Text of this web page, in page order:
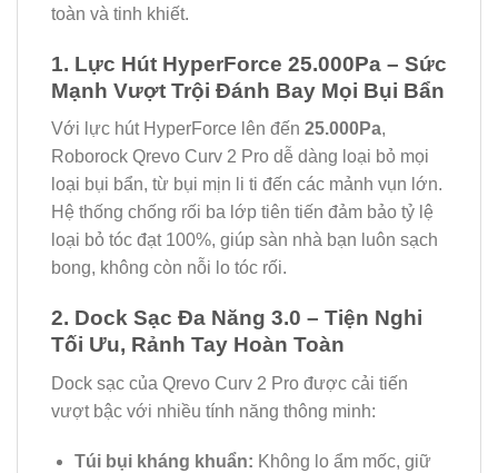
toàn và tinh khiết.
1. Lực Hút HyperForce 25.000Pa – Sức
Mạnh Vượt Trội Đánh Bay Mọi Bụi Bẩn
Với lực hút HyperForce lên đến 25.000Pa,
Roborock Qrevo Curv 2 Pro dễ dàng loại bỏ mọi
loại bụi bẩn, từ bụi mịn li ti đến các mảnh vụn lớn.
Hệ thống chống rối ba lớp tiên tiến đảm bảo tỷ lệ
loại bỏ tóc đạt 100%, giúp sàn nhà bạn luôn sạch
bong, không còn nỗi lo tóc rối.
2. Dock Sạc Đa Năng 3.0 – Tiện Nghi
Tối Ưu, Rảnh Tay Hoàn Toàn
Dock sạc của Qrevo Curv 2 Pro được cải tiến
vượt bậc với nhiều tính năng thông minh:
Túi bụi kháng khuẩn: Không lo ẩm mốc, giữ